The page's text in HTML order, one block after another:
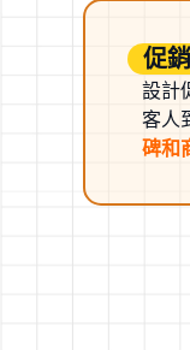
促
設計
客人
碑和